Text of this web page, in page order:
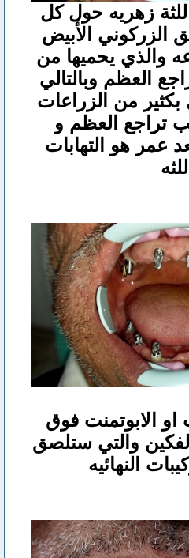
زهريه حول كل
الزركوني الأبيض
والذي يحميها من
العظم وبالتالي
من الزراعات
تراجع العظم و
عمر هو التهابات
اللثه
الابوتمنت فوق
والتي ستلصق
النهائيه